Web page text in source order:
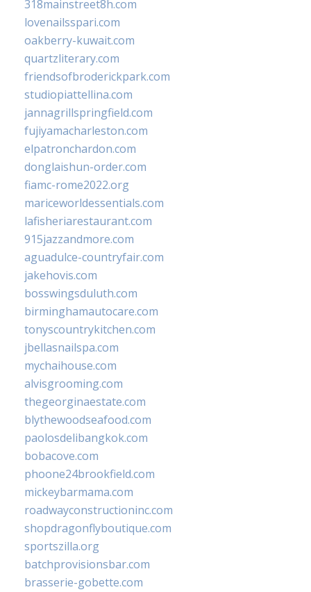
318mainstreet8h.com
lovenailsspari.com
oakberry-kuwait.com
quartzliterary.com
friendsofbroderickpark.com
studiopiattellina.com
jannagrillspringfield.com
fujiyamacharleston.com
elpatronchardon.com
donglaishun-order.com
fiamc-rome2022.org
mariceworldessentials.com
lafisheriarestaurant.com
915jazzandmore.com
aguadulce-countryfair.com
jakehovis.com
bosswingsduluth.com
birminghamautocare.com
tonyscountrykitchen.com
jbellasnailspa.com
mychaihouse.com
alvisgrooming.com
thegeorginaestate.com
blythewoodseafood.com
paolosdelibangkok.com
bobacove.com
phoone24brookfield.com
mickeybarmama.com
roadwayconstructioninc.com
shopdragonflyboutique.com
sportszilla.org
batchprovisionsbar.com
brasserie-gobette.com